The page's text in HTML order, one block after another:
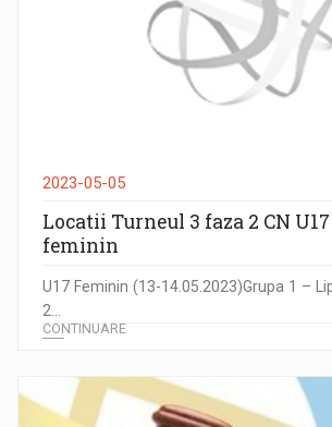
2023-05-05
Locatii Turneul 3 faza 2 CN
feminin
U17 Feminin (13-14.05.2023)Grupa 1 –
2...
CONTINUARE